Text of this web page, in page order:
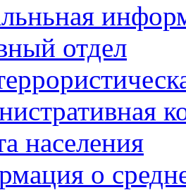
отдел
населения
о